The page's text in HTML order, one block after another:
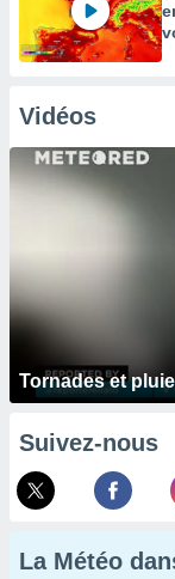
Vidéos
Tornades et
Suivez-nous
La Météo